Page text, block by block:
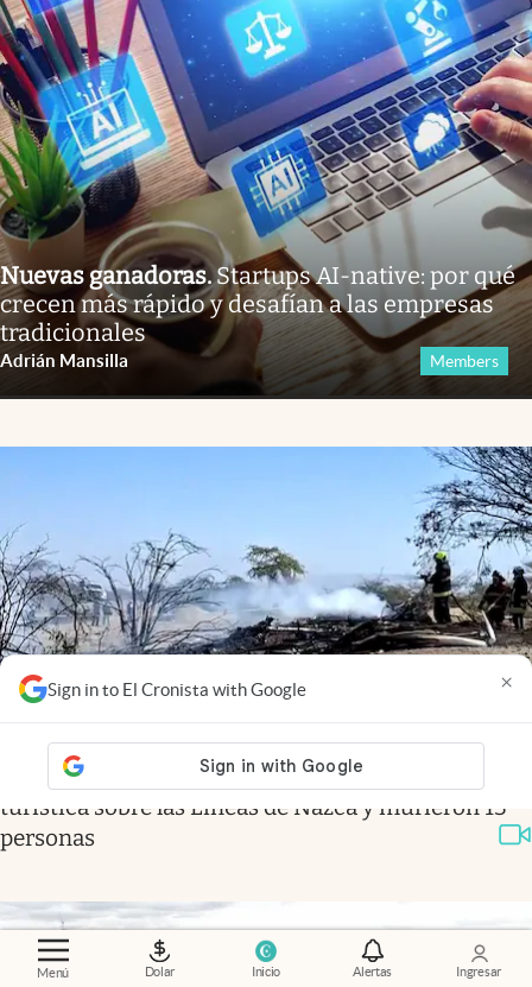
Menú Dolar Inicio Alertas Ingresar
Sign in to El Cronista with Google ×
Nuevas ganadoras.Startups AI-native: por qué
crecen más rápido y desafían a las empresas
tradicionales
Adrián Mansilla Members
.Tragedia en Perú: se estrelló una avioneta
turística sobre las Líneas de Nazca y murieron 13
personas